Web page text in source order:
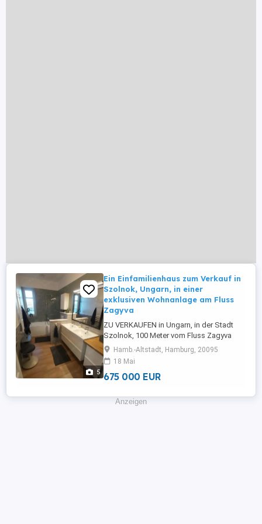
5
Ein Einfamilienhaus zum Verkauf in
Szolnok, Ungarn, in einer
exklusiven Wohnanlage am Fluss
Zagyva
ZU VERKAUFEN in Ungarn, in der Stadt
Szolnok, 100 Meter vom Fluss Zagyva
entfernt: Ein im Jahr 2020 erbautes,
hochwertiges, eingeschossiges
Wohnhaus mit 220 m Wohnfläche (170 m
Wohnbereich + 50 m Doppelgarage) auf
Steinmauer eingefriedeten Grundstück.
Hamb.-Altstadt, Hamburg, 20095
18 Mai
675 000 EUR
Anzeigen